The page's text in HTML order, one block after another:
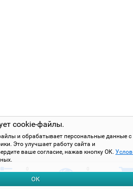
cookie-файлы.
и обрабатывает персональные данные с
Это улучшает работу сайта и
ваше согласие, нажав кнопку ОК.
ОК